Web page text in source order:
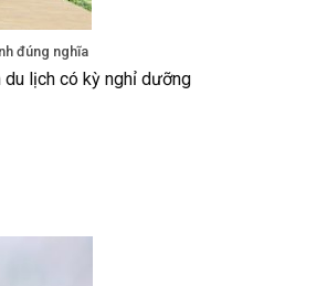
đúng nghĩa
lịch có kỳ nghỉ dưỡng